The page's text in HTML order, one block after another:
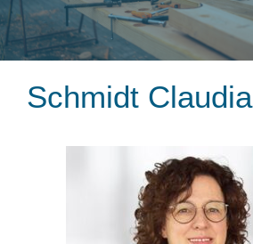
Schmidt Claudia